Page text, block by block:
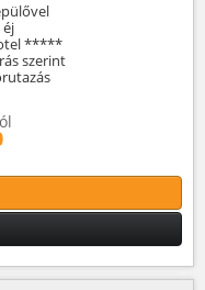
éj
*****
szerint